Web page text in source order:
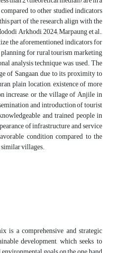
to other studied indicators
part of the research align with the
Arkhodi, 2024; Marpaung et al.,
the aforementioned indicators for
planning for rural tourism marketing
analysis technique was used. The
of Sangaan, due to its proximity to
plain location, existence of more
increase, or the village of Anjile in
and introduction of tourist
and trained people in
of infrastructure and service
condition compared to the
villages.
is a comprehensive and strategic
development, which seeks to